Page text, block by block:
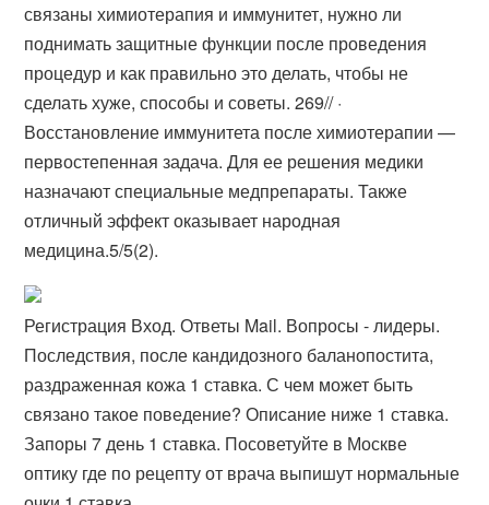
связаны химиотерапия и иммунитет, нужно ли
поднимать защитные функции после проведения
процедур и как правильно это делать, чтобы не
сделать хуже, способы и советы. 26‏‏/9‏‏/ ·
Восстановление иммунитета после химиотерапии —
первостепенная задача. Для ее решения медики
назначают специальные медпрепараты. Также
отличный эффект оказывает народная
медицина.5/5(2).
Регистрация Вход. Ответы Mail. Вопросы - лидеры.
Последствия, после кандидозного баланопостита,
раздраженная кожа 1 ставка. С чем может быть
связано такое поведение? Описание ниже 1 ставка.
Запоры 7 день 1 ставка. Посоветуйте в Москве
оптику где по рецепту от врача выпишут нормальные